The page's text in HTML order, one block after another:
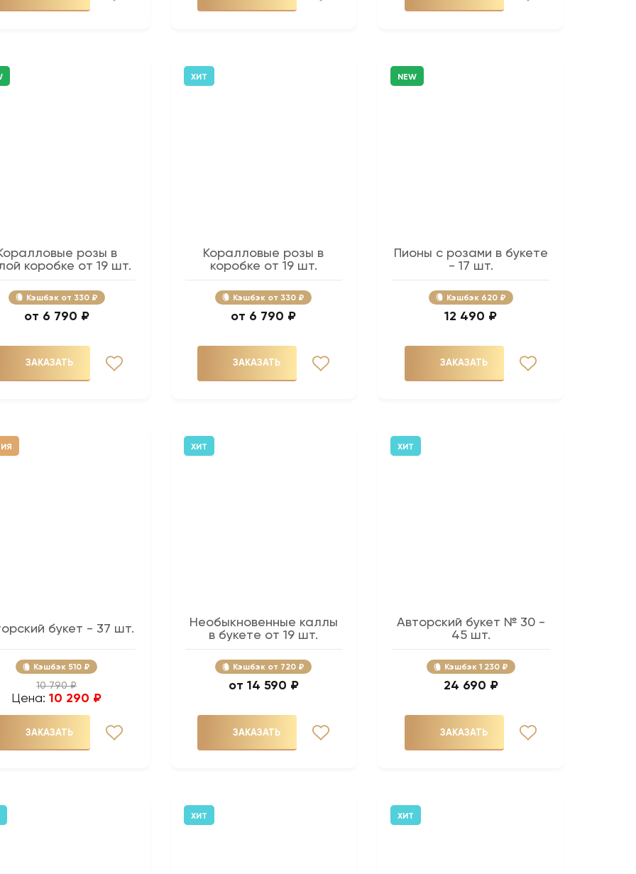
розы в
коробке от 19 шт.
Кэшбэк 330 ₽
6 790 ₽
ЗАКАЗАТЬ
ХИТ
Коралловые розы в
коробке от 19 шт.
Кэшбэк 330 ₽
6 790 ₽
ЗАКАЗАТЬ
NEW
Пионы с розами в букете
- 17 шт.
Кэшбэк 620 ₽
12 490 ₽
ЗАКАЗАТЬ
букет - 37 шт.
Кэшбэк 510 ₽
10 790 ₽
Цена: 10 290 ₽
ЗАКАЗАТЬ
ХИТ
Необыкновенные каллы
в букете от 19 шт.
Кэшбэк 720 ₽
14 590 ₽
ЗАКАЗАТЬ
ХИТ
Авторский букет № 30 -
45 шт.
Кэшбэк 1 230 ₽
24 690 ₽
ЗАКАЗАТЬ
ХИТ ХИТ